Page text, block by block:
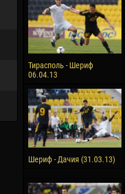
Jayder Moreno ASPRILLA
22 March
Samba KONÉ
26 March
Vitor Hugo Morais de OLIVEIRA
28 March
Raí LOPES DE OLIVEIRA
Тирасполь - Шериф
06.04.13
Шериф - Дачия (31.03.13)